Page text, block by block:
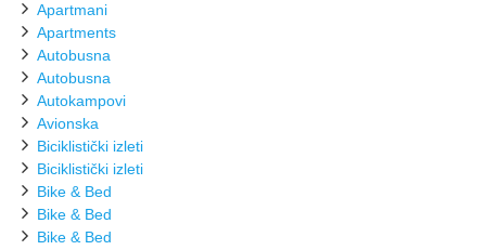
Apartmani
Apartments
Autobusna
Autobusna
Autokampovi
Avionska
Biciklistički izleti
Biciklistički izleti
Bike & Bed
Bike & Bed
Bike & Bed